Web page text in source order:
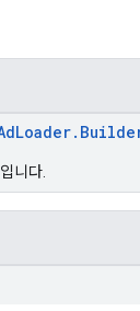
니다.